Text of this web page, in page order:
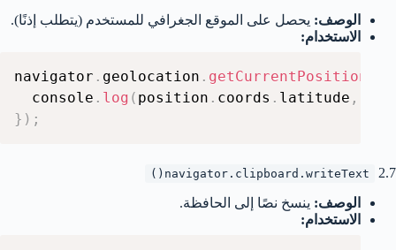
الوصف: يحصل على الموقع الجغرافي للمستخدم (يتطلب إذنًا).
الاستخدام:
navigator . geolocation . getCurrentPosition
  console
. log ( position . coords . latitude ,
} ) ;
2.7
navigator.clipboard.writeText()
الوصف: ينسخ نصًا إلى الحافظة.
الاستخدام: